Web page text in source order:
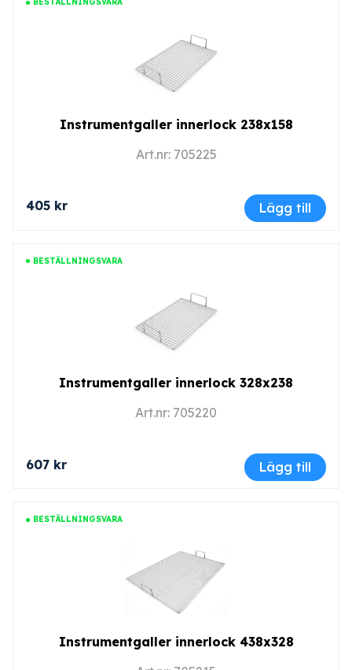
BESTÄLLNINGSVARA
Instrumentgaller innerlock 238x158
Art.nr: 705225
405 kr Lägg till
BESTÄLLNINGSVARA
Instrumentgaller innerlock 328x238
Art.nr: 705220
607 kr Lägg till
BESTÄLLNINGSVARA
Instrumentgaller innerlock 438x328